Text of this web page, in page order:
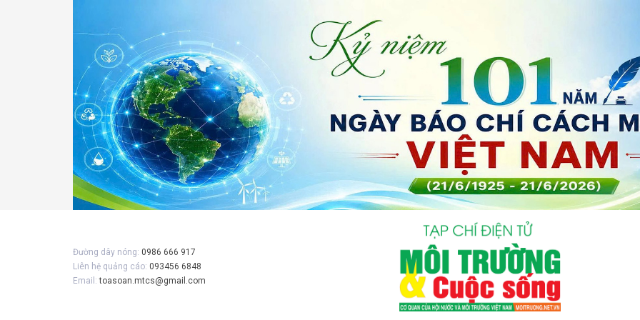
Đường dây nóng: 0986 666 917
Liên hệ quảng cáo: 093456 6848
Email:toasoan.mtcs@gmail.com
Gửi bình luận